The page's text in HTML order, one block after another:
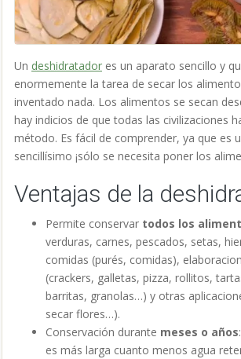
Un deshidratador es un aparato sencillo y
enormemente la tarea de secar los
inventado nada. Los alimentos se secan
hay indicios de que todas las civilizaciones
método. Es fácil de comprender, ya que es
sencillísimo ¡sólo se necesita poner los
Ventajas de la
Permite conservar todos los
verduras, carnes, pescados, setas,
comidas (purés, comidas),
(crackers, galletas, pizza, rollitos,
barritas, granolas…) y otras
secar flores…).
Conservación durante meses o años
es más larga cuanto menos agua